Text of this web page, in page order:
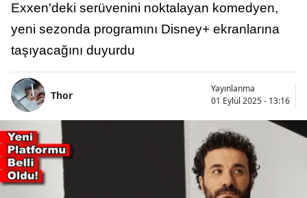
Exxen'deki serüvenini noktalayan komedyen,
yeni sezonda programını Disney+ ekranlarına
taşıyacağını duyurdu
Thor
Yayınlanma
01 Eylül 2025 - 13:16